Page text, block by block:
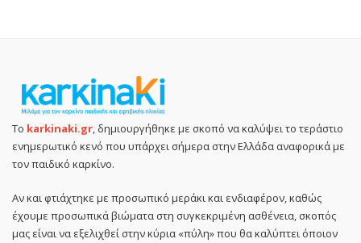
Το karkinaki.gr, δημιουργήθηκε με σκοπό να καλύψει το τεράστιο
ενημερωτικό κενό που υπάρχει σήμερα στην Ελλάδα αναφορικά με
τον παιδικό καρκίνο.
Αν και φτιάχτηκε με προσωπικό μεράκι και ενδιαφέρον, καθώς
έχουμε προσωπικά βιώματα στη συγκεκριμένη ασθένεια, σκοπός
μας είναι να εξελιχθεί στην κύρια «πύλη» που θα καλύπτει όποιον